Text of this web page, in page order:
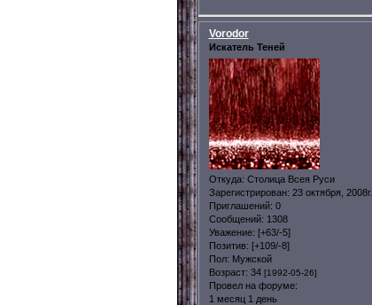
Vorodor
Искатель Теней
Откуда: Столица Всея Руси
Зарегистрирован: 23 октября, 2008г.
Приглашений: 0
Сообщений: 1308
Уважение: [+63/-5]
Позитив: [+109/-8]
Пол: Мужской
Возраст: 34 [1992-05-26]
Провел на форуме:
1 месяц 1 день